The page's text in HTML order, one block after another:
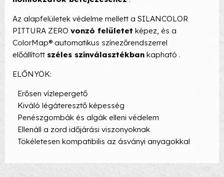
Az alapfelületek védelme mellett a SILANCOLOR
PITTURA ZERO vonzó felületet képez, és a
ColorMap® automatikus színezőrendszerrel
előállított széles színválasztékban kapható .
ELŐNYÖK:
Erősen vízlepergető
Kiváló légáteresztő képesség
Penészgombák és algák elleni védelem
Ellenáll a zord időjárási viszonyoknak
Tökéletesen kompatibilis az ásványi anyagokkal